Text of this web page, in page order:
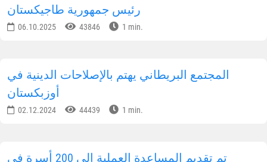
رئيس جمهورية طاجيكستان
06.10.2025 43846 1 min.
المجتمع البريطاني يهتم بالإصلاحات الدينية في
أوزبكستان
02.12.2024 44439 1 min.
تم تقديم المساعدة العملية إلى 200 أسرة في